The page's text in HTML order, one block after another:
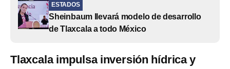
ESTADOS
Sheinbaum llevará modelo de desarrollo
de Tlaxcala a todo México
Tlaxcala impulsa inversión hídrica y